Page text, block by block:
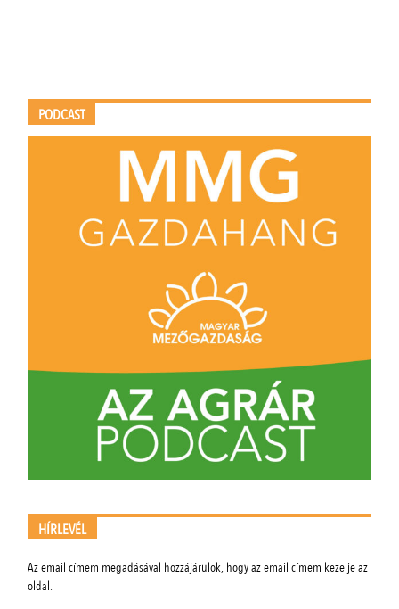
PODCAST
HÍRLEVÉL
Az email címem megadásával hozzájárulok, hogy az email címem kezelje az
oldal.